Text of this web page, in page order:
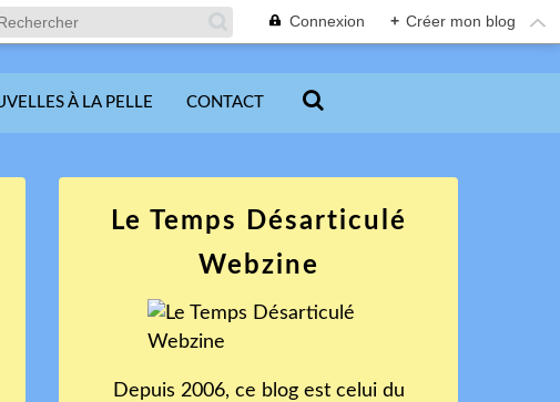
Connexion + Créer mon blog
À LA PELLE CONTACT
Le Temps Désarticulé
Webzine
Depuis 2006, ce blog est celui du